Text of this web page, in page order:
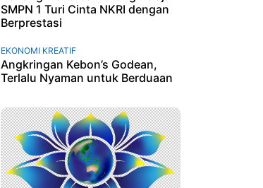
SMPN 1 Turi Cinta NKRI dengan
Berprestasi
EKONOMI KREATIF
Angkringan Kebon’s Godean,
Terlalu Nyaman untuk Berduaan